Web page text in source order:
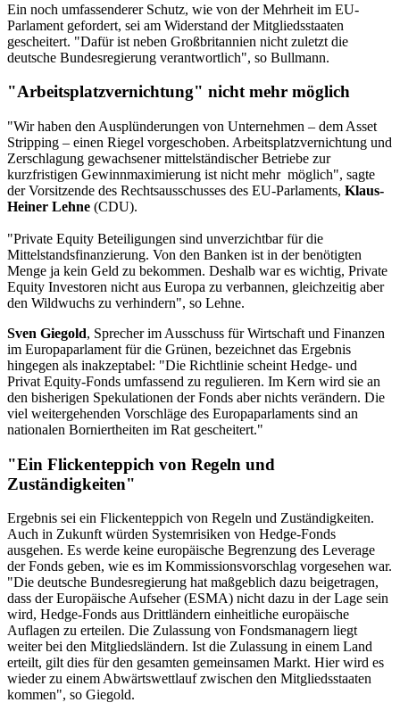
Ein noch umfassenderer Schutz, wie von der Mehrheit im EU-
Parlament gefordert, sei am Widerstand der Mitgliedsstaaten
gescheitert. "Dafür ist neben Großbritannien nicht zuletzt die
deutsche Bundesregierung verantwortlich", so Bullmann.
"Arbeitsplatzvernichtung" nicht mehr möglich
"Wir haben den Ausplünderungen von Unternehmen – dem Asset
Stripping – einen Riegel vorgeschoben. Arbeitsplatzvernichtung und
Zerschlagung gewachsener mittelständischer Betriebe zur
kurzfristigen Gewinnmaximierung ist nicht mehr möglich", sagte
der Vorsitzende des Rechtsausschusses des EU-Parlaments, Klaus-
Heiner Lehne (CDU).
"Private Equity Beteiligungen sind unverzichtbar für die
Mittelstandsfinanzierung. Von den Banken ist in der benötigten
Menge ja kein Geld zu bekommen. Deshalb war es wichtig, Private
Equity Investoren nicht aus Europa zu verbannen, gleichzeitig aber
den Wildwuchs zu verhindern", so Lehne.
Sven Giegold, Sprecher im Ausschuss für Wirtschaft und Finanzen
im Europaparlament für die Grünen, bezeichnet das Ergebnis
hingegen als inakzeptabel: "Die Richtlinie scheint Hedge- und
Privat Equity-Fonds umfassend zu regulieren. Im Kern wird sie an
den bisherigen Spekulationen der Fonds aber nichts verändern. Die
viel weitergehenden Vorschläge des Europaparlaments sind an
nationalen Borniertheiten im Rat gescheitert."
"Ein Flickenteppich von Regeln und
Zuständigkeiten"
Ergebnis sei ein Flickenteppich von Regeln und Zuständigkeiten.
Auch in Zukunft würden Systemrisiken von Hedge-Fonds
ausgehen. Es werde keine europäische Begrenzung des Leverage
der Fonds geben, wie es im Kommissionsvorschlag vorgesehen war.
"Die deutsche Bundesregierung hat maßgeblich dazu beigetragen,
dass der Europäische Aufseher (ESMA) nicht dazu in der Lage sein
wird, Hedge-Fonds aus Drittländern einheitliche europäische
Auflagen zu erteilen. Die Zulassung von Fondsmanagern liegt
weiter bei den Mitgliedsländern. Ist die Zulassung in einem Land
erteilt, gilt dies für den gesamten gemeinsamen Markt. Hier wird es
wieder zu einem Abwärtswettlauf zwischen den Mitgliedsstaaten
kommen", so Giegold.